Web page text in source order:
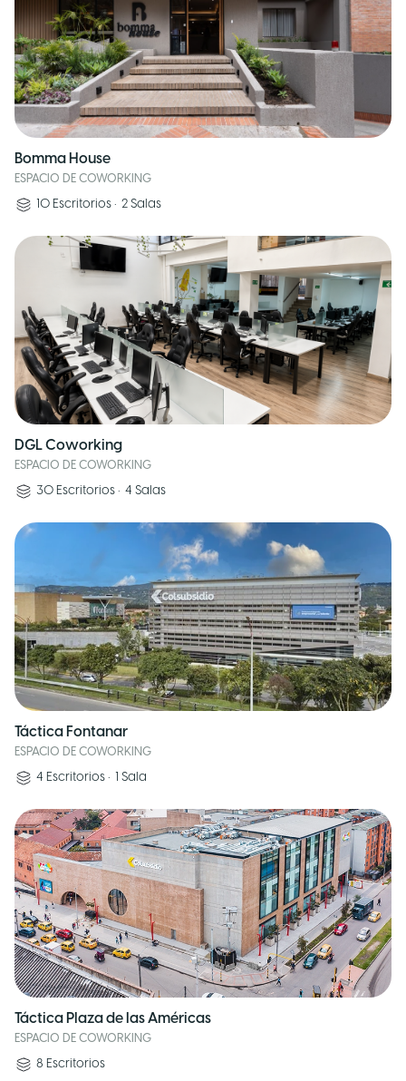
Bomma House
ESPACIO DE COWORKING
10 Escritorios • 2 Salas
DGL Coworking
ESPACIO DE COWORKING
30 Escritorios • 4 Salas
Táctica Fontanar
ESPACIO DE COWORKING
4 Escritorios • 1 Sala
Táctica Plaza de las Américas
ESPACIO DE COWORKING
8 Escritorios